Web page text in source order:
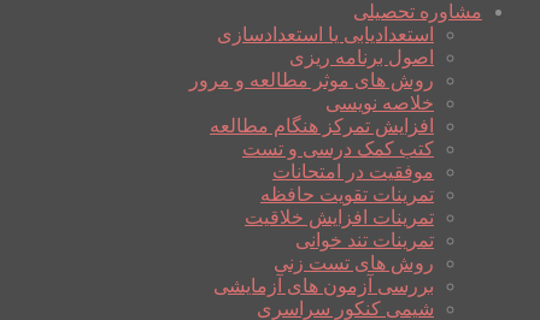
مشاوره تحصیلی
استعدادیابی یا استعدادسازی
اصول برنامه ریزی
روش های موثر مطالعه و مرور
خلاصه نویسی
افزایش تمرکز هنگام مطالعه
کتب کمک درسی و تست
موفقیت در امتحانات
تمرینات تقویت حافظه
تمرینات افزایش خلاقیت
تمرینات تند خوانی
روش های تست زنی
بررسی آزمون های آزمایشی
شیمی کنکور سراسری